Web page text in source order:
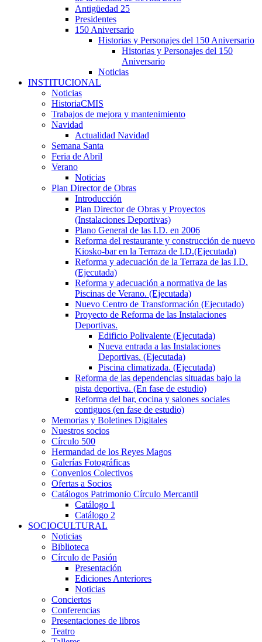
Antigüedad 25
Presidentes
150 Aniversario
Historias y Personajes del 150 Aniversario
Historias y Personajes del 150
Aniversario
Noticias
INSTITUCIONAL
Noticias
HistoriaCMIS
Trabajos de mejora y mantenimiento
Navidad
Actualidad Navidad
Semana Santa
Feria de Abril
Verano
Noticias
Plan Director de Obras
Introducción
Plan Director de Obras y Proyectos
(Instalaciones Deportivas)
Plano General de las I.D. en 2006
Reforma del restaurante y construcción de nuevo
Kiosko-bar en la Terraza de I.D.(Ejecutada)
Reforma y adecuación de la Terraza de las I.D.
(Ejecutada)
Reforma y adecuación a normativa de las
Piscinas de Verano. (Ejecutada)
Nuevo Centro de Transformación (Ejecutado)
Proyecto de Reforma de las Instalaciones
Deportivas.
Edificio Polivalente (Ejecutada)
Nueva entrada a las Instalaciones
Deportivas. (Ejecutada)
Piscina climatizada. (Ejecutada)
Reforma de las dependencias situadas bajo la
pista deportiva. (En fase de estudio)
Reforma del bar, cocina y salones sociales
contiguos (en fase de estudio)
Memorias y Boletines Digitales
Nuestros socios
Círculo 500
Hermandad de los Reyes Magos
Galerías Fotográficas
Convenios Colectivos
Ofertas a Socios
Catálogos Patrimonio Círculo Mercantil
Catálogo 1
Catálogo 2
SOCIOCULTURAL
Noticias
Biblioteca
Círculo de Pasión
Presentación
Ediciones Anteriores
Noticias
Conciertos
Conferencias
Presentaciones de libros
Teatro